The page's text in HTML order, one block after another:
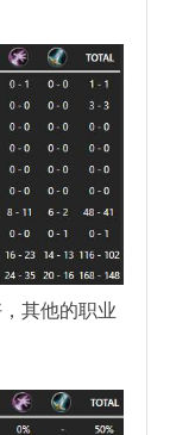
其他的职业